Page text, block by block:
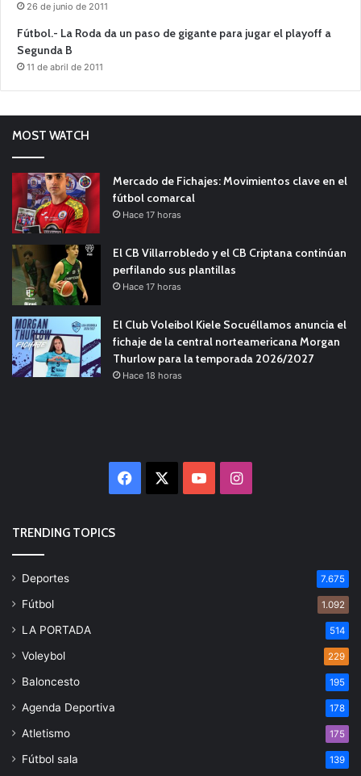
26 de junio de 2011
Fútbol.- La Roda da un paso de gigante para jugar el playoff a
Segunda B
11 de abril de 2011
MOST WATCH
Mercado de Fichajes: Movimientos clave en el
fútbol comarcal
Hace 17 horas
El CB Villarrobledo y el CB Criptana continúan
perfilando sus plantillas
Hace 17 horas
El Club Voleibol Kiele Socuéllamos anuncia el
fichaje de la central norteamericana Morgan
Thurlow para la temporada 2026/2027
Hace 18 horas
Facebook YouTubeInstagram
TRENDING TOPICS
Deportes 7.675
Fútbol 1.092
LA PORTADA 514
Voleybol 229
Baloncesto 195
Agenda Deportiva 178
Atletismo 175
Fútbol sala 139